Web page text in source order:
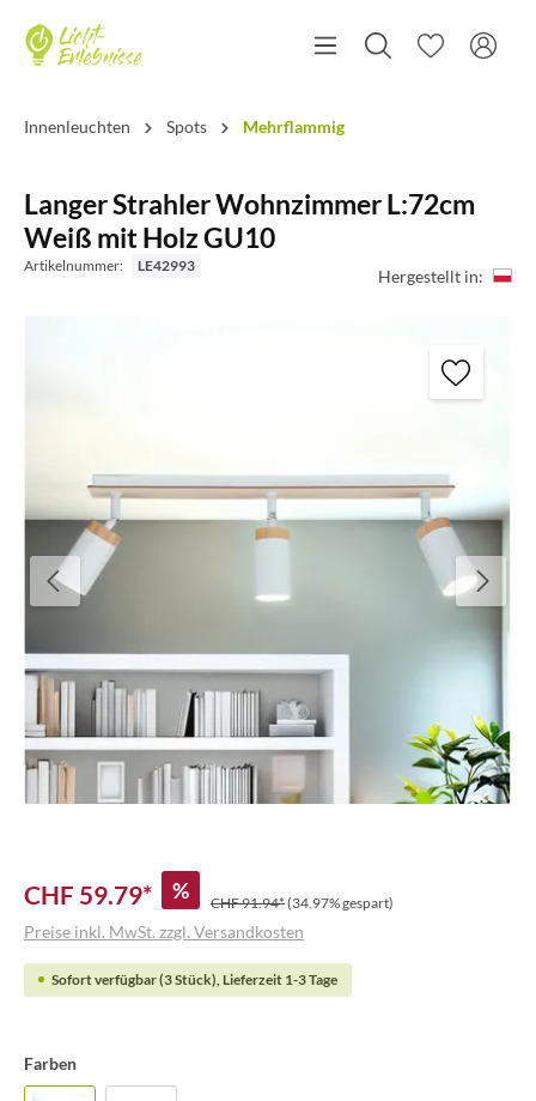
Innenleuchten Spots Mehrflammig
Langer Strahler Wohnzimmer L:72cm
Weiß mit Holz GU10
Artikelnummer: LE42993 Hergestellt in:
CHF 59.79* % CHF 91.94*(34.97% gespart)
Preise inkl. MwSt. zzgl. Versandkosten
Sofort verfügbar (3 Stück), Lieferzeit 1-3 Tage
Farben